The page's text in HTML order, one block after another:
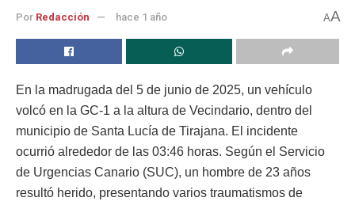
Por Redacción hace 1 año AA
En la madrugada del 5 de junio de 2025, un vehículo
volcó en la GC-1 a la altura de Vecindario, dentro del
municipio de Santa Lucía de Tirajana. El incidente
ocurrió alrededor de las 03:46 horas. Según el Servicio
de Urgencias Canario (SUC), un hombre de 23 años
resultó herido, presentando varios traumatismos de